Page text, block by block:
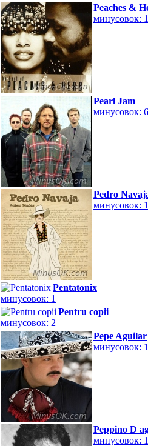
Peaches &
минусовок: 1
Pearl Jam
минусовок: 6
Pedro
минусовок: 1
Pentatonix
минусовок: 1
Pentru copii
минусовок: 2
Pepe Aguilar
минусовок: 1
Peppino D
минусовок: 1